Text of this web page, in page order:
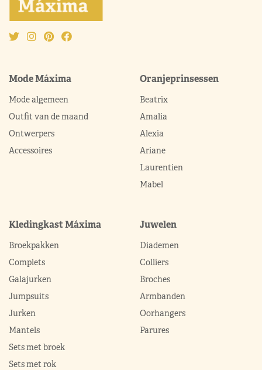
Mode Máxima
Mode algemeen
Outfit van de maand
Ontwerpers
Accessoires
Oranjeprinsessen
Beatrix
Amalia
Alexia
Ariane
Laurentien
Mabel
Kledingkast Máxima
Broekpakken
Complets
Galajurken
Jumpsuits
Jurken
Mantels
Sets met broek
Sets met rok
Juwelen
Diademen
Colliers
Broches
Armbanden
Oorhangers
Parures